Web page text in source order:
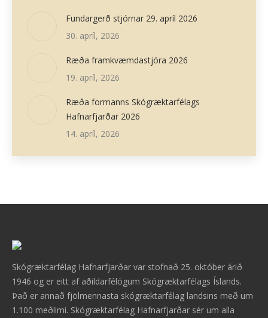
Fundargerð stjórnar 29. apríl 2026
30. apríl, 2026
Ræða framkvæmdastjóra 2026
19. apríl, 2026
Ræða formanns Skógræktarfélags
Hafnarfjarðar 2026
14. apríl, 2026
Skógræktarfélag Hafnarfjarðar var stofnað 25. október árið
1946 og er eitt af aðildarfélögum Skógræktarfélags Íslands.
Það er annað fjölmennasta skógræktarfélag landsins með um
1.100 meðlimi. Skógræktarfélag Hafnarfjarðar sér um alla